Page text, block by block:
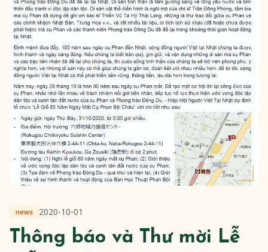
news 2020-10-01
Thông báo và Thư mời Lễ